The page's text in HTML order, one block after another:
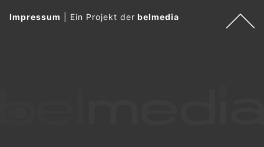
Impressum Ein Projekt derbelmedia